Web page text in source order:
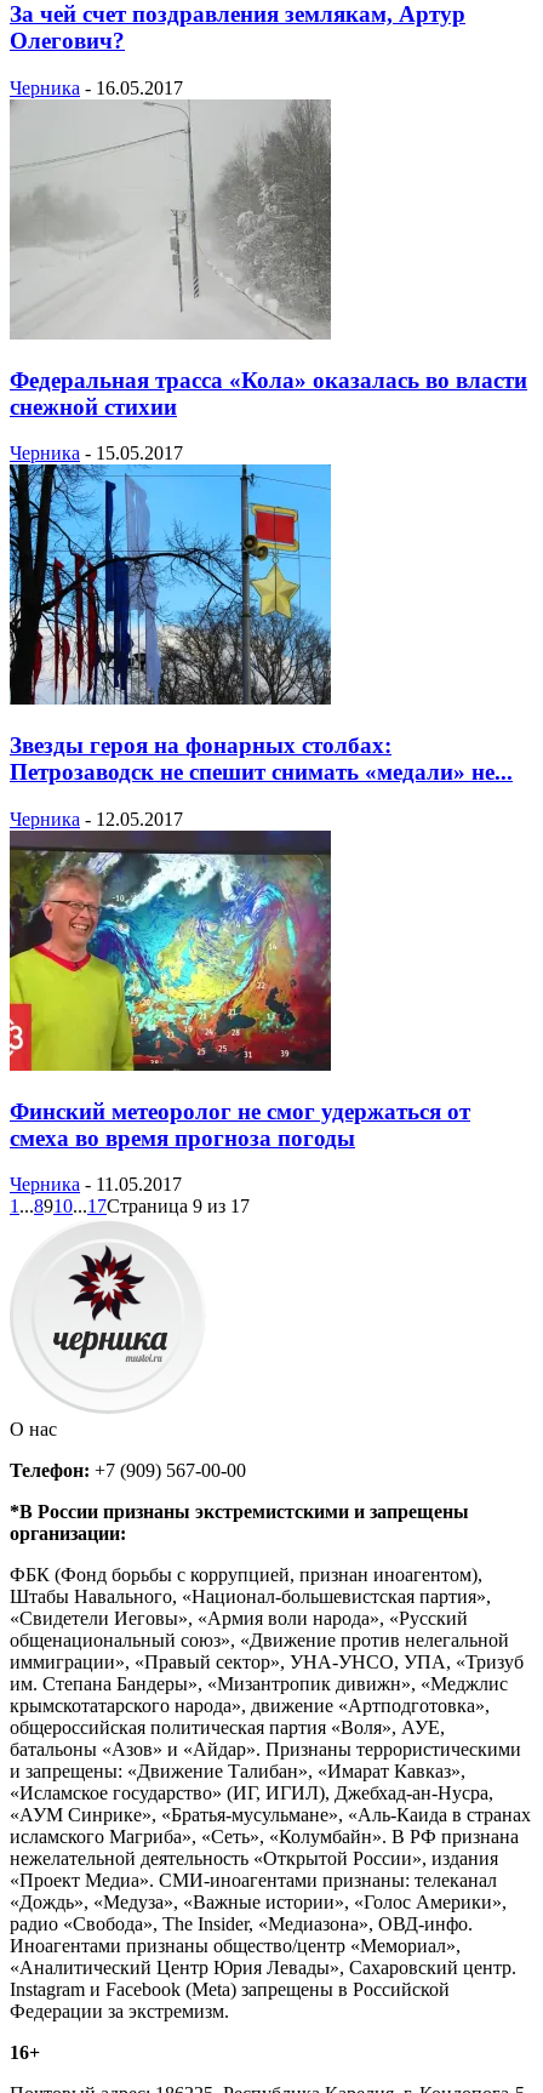
За чей счет поздравления землякам, Артур
Олегович?
Черника - 16.05.2017
Федеральная трасса «Кола» оказалась во власти
снежной стихии
Черника - 15.05.2017
Звезды героя на фонарных столбах:
Петрозаводск не спешит снимать «медали» не...
Черника - 12.05.2017
Финский метеоролог не смог удержаться от
смеха во время прогноза погоды
Черника - 11.05.2017
1 ...8910...17Страница 9 из 17
О нас
Телефон: +7 (909) 567-00-00
*В России признаны экстремистскими и запрещены
организации:
ФБК (Фонд борьбы с коррупцией, признан иноагентом),
Штабы Навального, «Национал-большевистская партия»,
«Свидетели Иеговы», «Армия воли народа», «Русский
общенациональный союз», «Движение против нелегальной
иммиграции», «Правый сектор», УНА-УНСО, УПА, «Тризуб
им. Степана Бандеры», «Мизантропик дивижн», «Меджлис
крымскотатарского народа», движение «Артподготовка»,
общероссийская политическая партия «Воля», АУЕ,
батальоны «Азов» и «Айдар». Признаны террористическими
и запрещены: «Движение Талибан», «Имарат Кавказ»,
«Исламское государство» (ИГ, ИГИЛ), Джебхад-ан-Нусра,
«АУМ Синрике», «Братья-мусульмане», «Аль-Каида в странах
исламского Магриба», «Сеть», «Колумбайн». В РФ признана
нежелательной деятельность «Открытой России», издания
«Проект Медиа». СМИ-иноагентами признаны: телеканал
«Дождь», «Медуза», «Важные истории», «Голос Америки»,
радио «Свобода», The Insider, «Медиазона», ОВД-инфо.
Иноагентами признаны общество/центр «Мемориал»,
«Аналитический Центр Юрия Левады», Сахаровский центр.
Instagram и Facebook (Metа) запрещены в Российской
Федерации за экстремизм.
16+